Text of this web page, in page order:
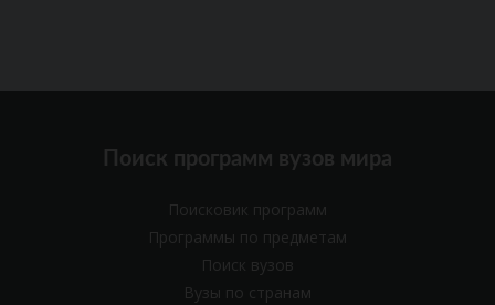
Поиск программ вузов мира
Поисковик программ
Программы по предметам
Поиск вузов
Вузы по странам